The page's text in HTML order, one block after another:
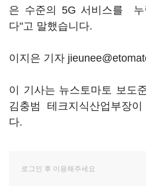
은 수준의 5G 서비스를 누
다"고 말했습니다.
이지은 기자
이 기사는 뉴스토마토 보도
김충범 테크지식산업부장
다.